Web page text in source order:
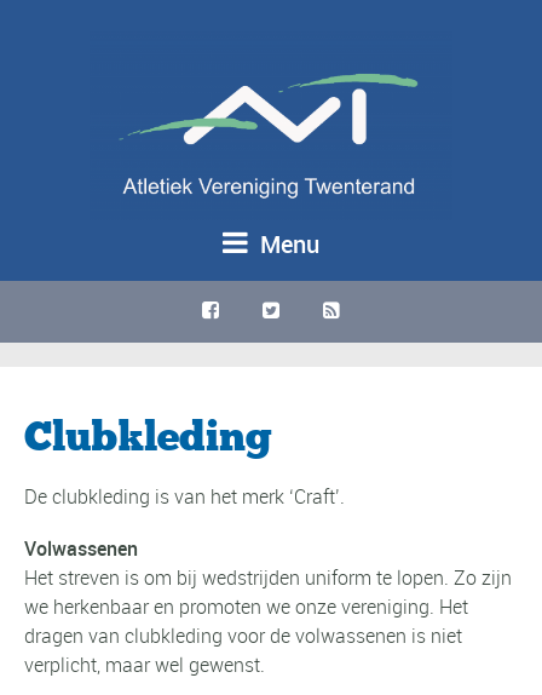
Menu
Clubkleding
De clubkleding is van het merk ‘Craft’.
Volwassenen
Het streven is om bij wedstrijden uniform te lopen. Zo zijn
we herkenbaar en promoten we onze vereniging. Het
dragen van clubkleding voor de volwassenen is niet
verplicht, maar wel gewenst.